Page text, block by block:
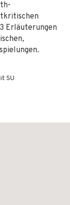
Erläuterungen
SU